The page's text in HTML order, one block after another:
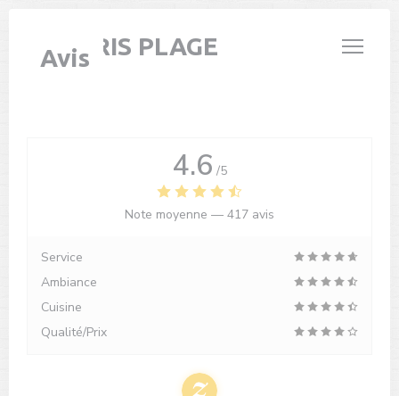
LE PARIS PLAGE
Avis
4.6 /5
Note moyenne — 417 avis
Service
Ambiance
Cuisine
Qualité/Prix